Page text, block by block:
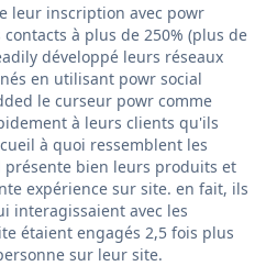
leur inscription avec powr
à plus de 250% (plus de
développé leurs réseaux
en utilisant powr social
le curseur powr comme
à leurs clients qu'ils
à quoi ressemblent les
bien leurs produits et
expérience sur site. en fait, ils
interagissaient avec les
étaient engagés 2,5 fois plus
sur leur site.